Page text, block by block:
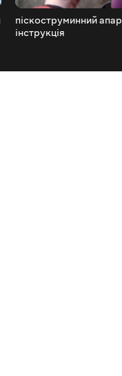
піскоструминний
інструкція